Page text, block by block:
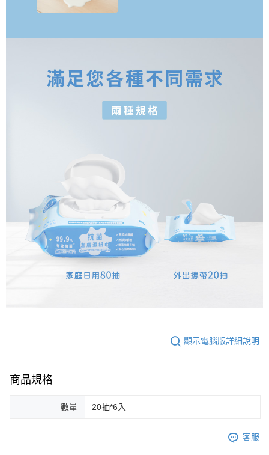
顯示電腦版詳細說明
商品規格
數量 20抽*6入
客服